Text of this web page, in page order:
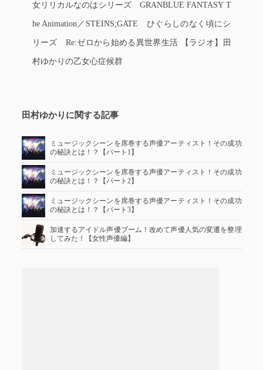
女リリカルなのはシリーズ GRANBLUE FANTASY T
he Animation／STEINS;GATE ひぐらしのなく頃にシ
リーズ Re:ゼロから始める異世界生活 【ラジオ】田
村ゆかりの乙女心症候群
田村ゆかりに関する記事
ミュージックシーンを席巻する声優アーティスト！その成功
の秘訣とは！？【パート1】
ミュージックシーンを席巻する声優アーティスト！その成功
の秘訣とは！？【パート2】
ミュージックシーンを席巻する声優アーティスト！その成功
の秘訣とは！？【パート3】
加速するアイドル声優ブーム！改めて声優人気の変遷を整理
してみた！【女性声優編】